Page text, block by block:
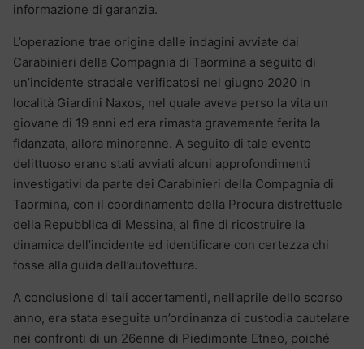
informazione di garanzia.
L’operazione trae origine dalle indagini avviate dai
Carabinieri della Compagnia di Taormina a seguito di
un’incidente stradale verificatosi nel giugno 2020 in
località Giardini Naxos, nel quale aveva perso la vita un
giovane di 19 anni ed era rimasta gravemente ferita la
fidanzata, allora minorenne. A seguito di tale evento
delittuoso erano stati avviati alcuni approfondimenti
investigativi da parte dei Carabinieri della Compagnia di
Taormina, con il coordinamento della Procura distrettuale
della Repubblica di Messina, al fine di ricostruire la
dinamica dell’incidente ed identificare con certezza chi
fosse alla guida dell’autovettura.
A conclusione di tali accertamenti, nell’aprile dello scorso
anno, era stata eseguita un’ordinanza di custodia cautelare
nei confronti di un 26enne di Piedimonte Etneo, poiché